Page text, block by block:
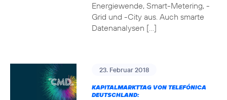
Energiewende, Smart-Metering, -
Grid und -City aus. Auch smarte
Datenanalysen […]
23. Februar 2018
KAPITALMARKTTAG VON TELEFÓNICA
DEUTSCHLAND: